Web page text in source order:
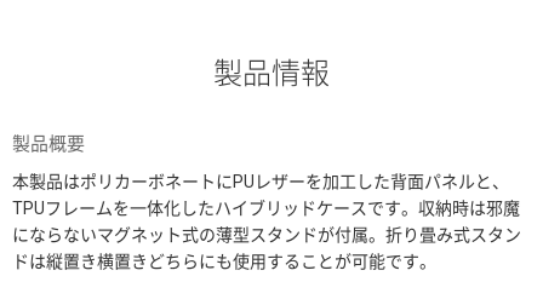
製品情報
製品概要
本製品はポリカーボネートにPUレザーを加工した背面パネルと、
TPUフレームを一体化したハイブリッドケースです。収納時は邪魔
にならないマグネット式の薄型スタンドが付属。折り畳み式スタン
ドは縦置き横置きどちらにも使用することが可能です。